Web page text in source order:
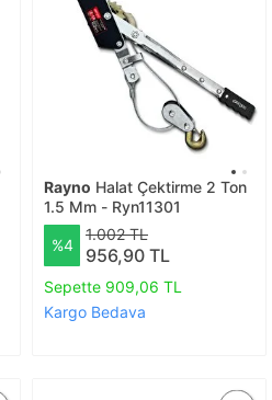
Rayno Halat Çektirme 2 Ton
1.5 Mm - Ryn11301
%4
1.002 TL
956,90 TL
Sepette 909,06 TL
Kargo Bedava